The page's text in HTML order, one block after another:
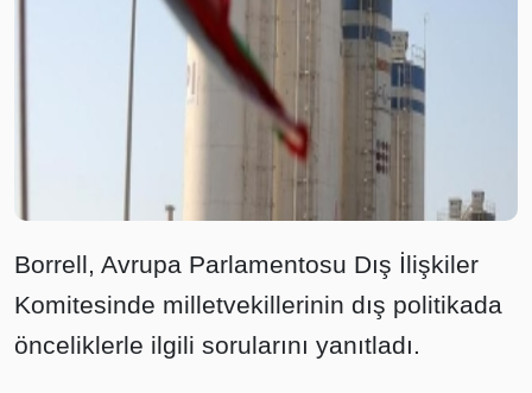
Borrell, Avrupa Parlamentosu Dış İlişkiler
Komitesinde milletvekillerinin dış politikada
önceliklerle ilgili sorularını yanıtladı.